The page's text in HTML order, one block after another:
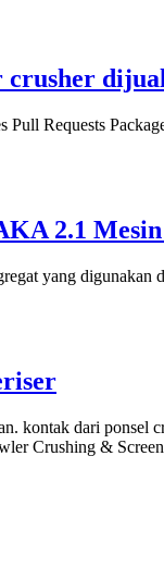
Pull Requests
2.1
yang
kontak dari ponsel
Crushing &